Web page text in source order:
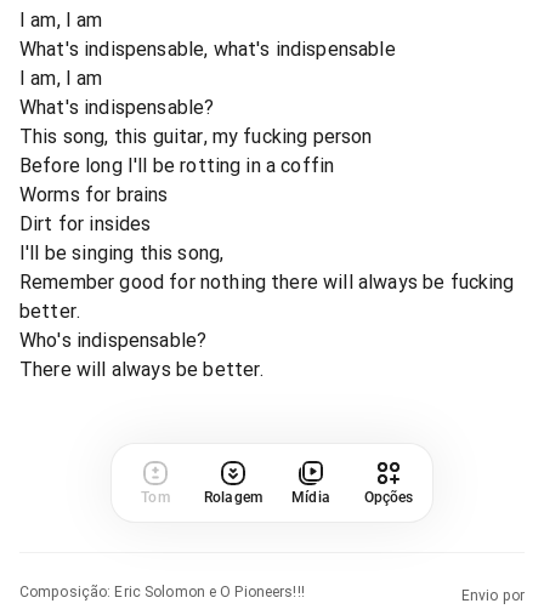
I am, I am
What's indispensable, what's indispensable
I am, I am
What's indispensable?
This song, this guitar, my fucking person
Before long I'll be rotting in a coffin
Worms for brains
Dirt for insides
I'll be singing this song,
Remember good for nothing there will always be fucking
better.
Who's indispensable?
There will always be better.
Tom Rolagem Mídia Opções
Composição: Eric Solomon e O Pioneers!!!
Envio por